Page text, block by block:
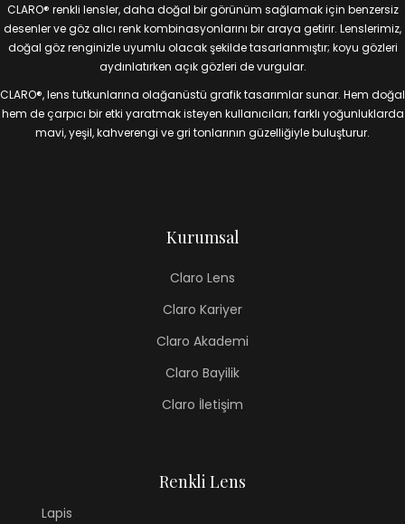
CLARO® renkli lensler, daha doğal bir görünüm sağlamak için benzersiz
desenler ve göz alıcı renk kombinasyonlarını bir araya getirir. Lenslerimiz,
doğal göz renginizle uyumlu olacak şekilde tasarlanmıştır; koyu gözleri
aydınlatırken açık gözleri de vurgular.
CLARO®, lens tutkunlarına olağanüstü grafik tasarımlar sunar. Hem doğal
hem de çarpıcı bir etki yaratmak isteyen kullanıcıları; farklı yoğunluklarda
mavi, yeşil, kahverengi ve gri tonlarının güzelliğiyle buluşturur.
Kurumsal
Claro Lens
Claro Kariyer
Claro Akademi
Claro Bayilik
Claro İletişim
Renkli Lens
Lapis